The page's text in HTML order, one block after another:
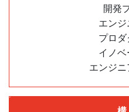
開発
エン
プロダ
イノベ
エンジ